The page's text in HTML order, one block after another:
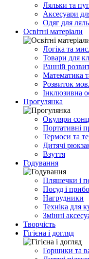
Ляльки та
Аксесуари
Одяг для
Освітні матеріали
Логіка та
Товари для
Ранній
Математика
Розвиток
Інклюзивна
Прогулянка
Окуляри
Портативні
Термоси та
Дитячі
Взуття
Годування
Пляшечки і
Посуд і
Нагрудники
Техніка для
Змінні
Творчість
Гігієна і догляд
Горщики та